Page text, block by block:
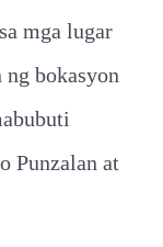
mga lugar
bokasyon
Punzalan at